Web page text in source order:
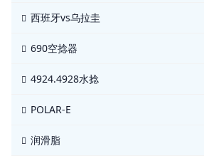
西班牙vs乌拉圭
690空捻器
4924.4928水捻
POLAR-E
润滑脂